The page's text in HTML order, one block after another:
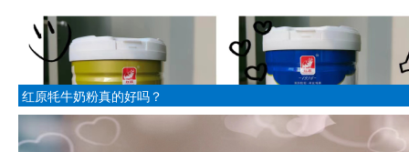
红原牦牛奶粉真的好吗？